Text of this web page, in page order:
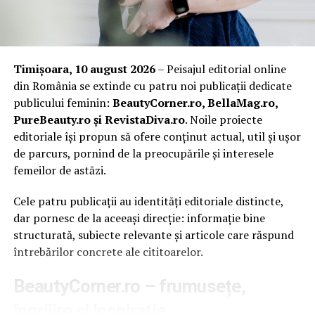
„Cannes este o celebrare globală a storytelling-ului și a
expresiei de sine, ceea ce îl face o extensie naturală
susținem talentele într-unul dintre cele mai vizibile
momente ale lor, evidențiind în același timp
creativitatea, măiestria și spiritul antreprenorial care
definesc brandul nostru.
De la produsele pe care le dezvoltăm până la oamenii
care ne reprezintă în întreaga lume, frumusețea la
individualitate și oportunitate.”
În prima zi a festivalului, Oriflame Glam Studio a avut-o
pregătească alături de echipa noastră pentru aparițiile
Timișoara, 10 august 2026– Peisajul editorial online
din România se extinde cu patru noi publicații dedicate
publicului feminin: BeautyCorner.ro, BellaMag.ro,
PureBeauty.ro și RevistaDiva.ro. Noile proiecte
editoriale își propun să ofere conținut actual, util și ușor
de parcurs, pornind de la preocupările și interesele
femeilor de astăzi.
Cele patru publicații au identități editoriale distincte,
dar pornesc de la aceeași direcție: informație bine
structurată, subiecte relevante și articole care răspund
întrebărilor concrete ale cititoarelor.
BeautyCorner.ro – frumusețe,